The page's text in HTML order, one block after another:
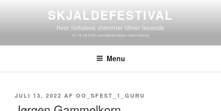
SKJALDEFESTIVAL
hvor fortidens stemmer bliver levende
Menu
UDGIVET
JULI 13, 2022 AF OO_SFEST_1_GURU